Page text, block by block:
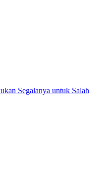
Segalanya untuk Salah